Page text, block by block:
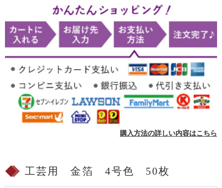
工芸用 金箔 4号色 50枚
購入方法の詳しい内容はこちら